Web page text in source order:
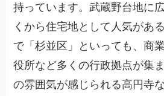
持っています。武蔵野台地に
くから住宅地として人気があ
で「杉並区」といっても、商
役所など多くの行政拠点が集
の雰囲気が感じられる高円寺